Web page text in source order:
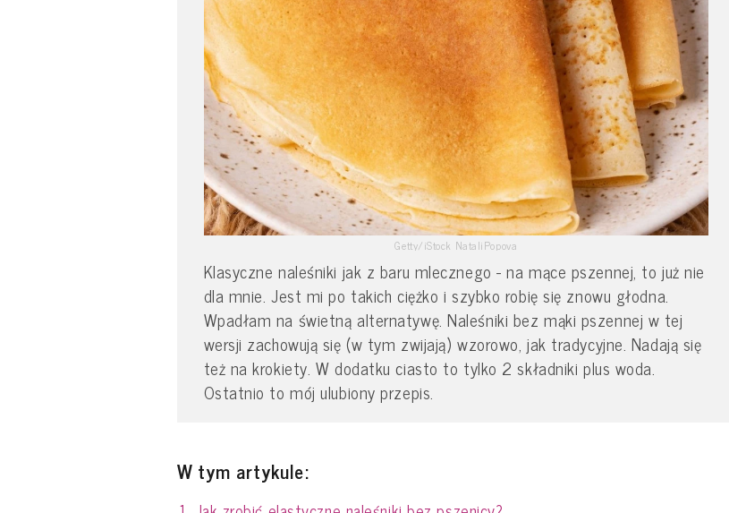
Getty/iStock NataliPopova
Klasyczne naleśniki jak z baru mlecznego - na mące pszennej, to już nie
dla mnie. Jest mi po takich ciężko i szybko robię się znowu głodna.
Wpadłam na świetną alternatywę. Naleśniki bez mąki pszennej w tej
wersji zachowują się (w tym zwijają) wzorowo, jak tradycyjne. Nadają się
też na krokiety. W dodatku ciasto to tylko 2 składniki plus woda.
Ostatnio to mój ulubiony przepis.
W tym artykule: